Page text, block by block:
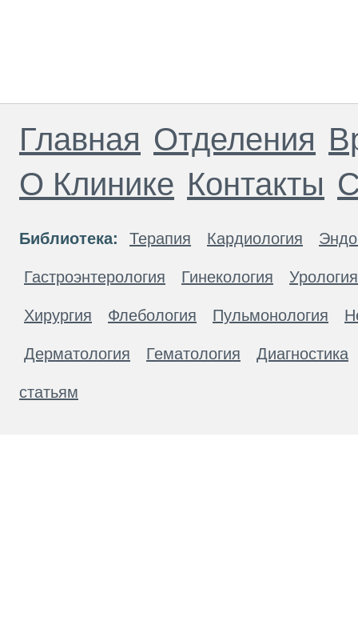
Главная Отделения
О Клинике Контакты
Библиотека: Терапия Кардиология
Гастроэнтерология Гинекология Урология
Хирургия Флебология Пульмонология
Дерматология Гематология Диагностика
статьям